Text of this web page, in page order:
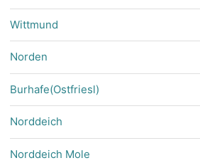
Wittmund
Norden
Burhafe(Ostfriesl)
Norddeich
Norddeich Mole